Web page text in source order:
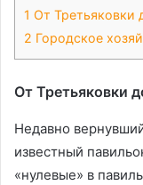
1 От Третьяковки
2 Городское
От Третьяковки
Недавно
известный
«нулевые» в